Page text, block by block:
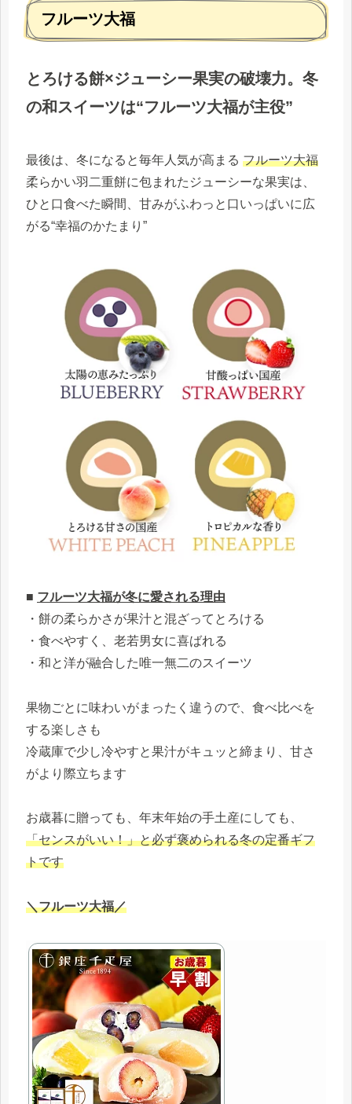
フルーツ大福
とろける餅×ジューシー果実の破壊力。冬
の和スイーツは“フルーツ大福が主役”
最後は、冬になると毎年人気が高まる フルーツ大福
柔らかい羽二重餅に包まれたジューシーな果実は、
ひと口食べた瞬間、甘みがふわっと口いっぱいに広
がる“幸福のかたまり”
■ フルーツ大福が冬に愛される理由
・餅の柔らかさが果汁と混ざってとろける
・食べやすく、老若男女に喜ばれる
・和と洋が融合した唯一無二のスイーツ
果物ごとに味わいがまったく違うので、食べ比べを
する楽しさも
冷蔵庫で少し冷やすと果汁がキュッと締まり、甘さ
がより際立ちます
お歳暮に贈っても、年末年始の手土産にしても、
「センスがいい！」と必ず褒められる冬の定番ギフ
トです
＼フルーツ大福／